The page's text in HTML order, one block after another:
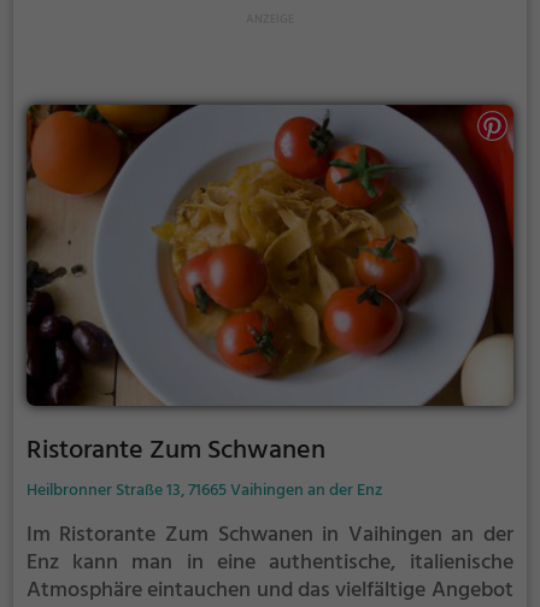
Ristorante Zum Schwanen
Heilbronner Straße 13, 71665 Vaihingen an der Enz
Im Ristorante Zum Schwanen in Vaihingen an der
Enz kann man in eine authentische, italienische
Atmosphäre eintauchen und das vielfältige Angebot